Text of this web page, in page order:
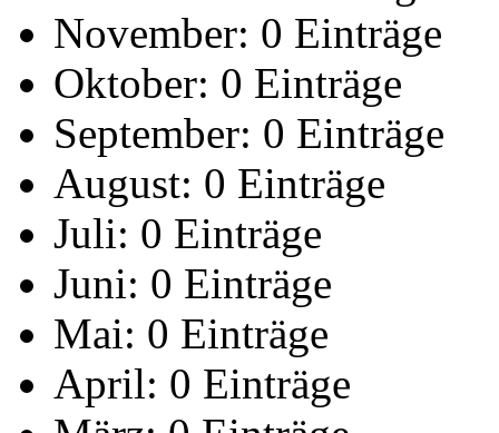
November: 0 Einträge
Oktober: 0 Einträge
September: 0 Einträge
August: 0 Einträge
Juli: 0 Einträge
Juni: 0 Einträge
Mai: 0 Einträge
April: 0 Einträge